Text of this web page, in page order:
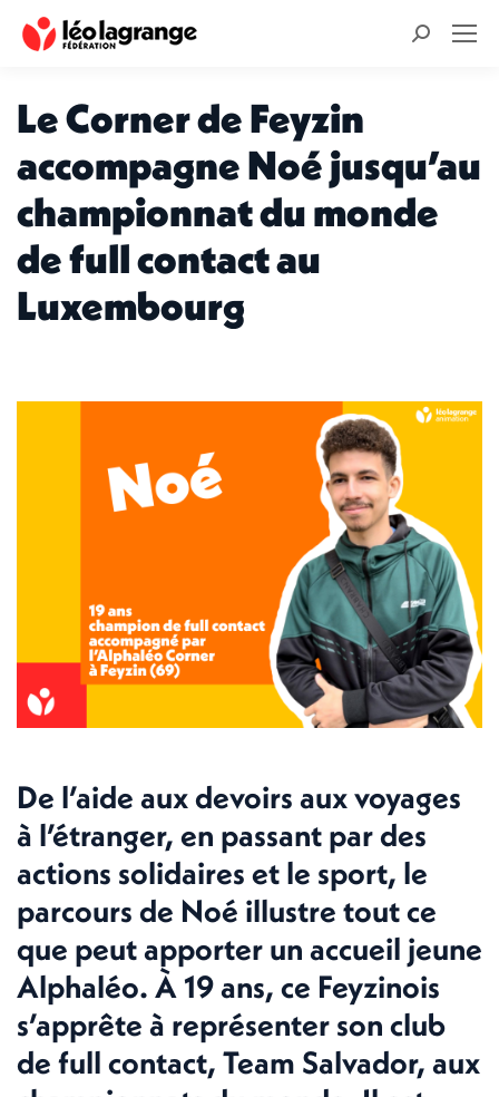
Recherche
Le Corner de Feyzin
accompagne Noé jusqu’au
championnat du monde
de full contact au
Luxembourg
De l’aide aux devoirs aux voyages
à l’étranger, en passant par des
actions solidaires et le sport, le
parcours de Noé illustre tout ce
que peut apporter un accueil jeune
Alphaléo. À 19 ans, ce Feyzinois
s’apprête à représenter son club
de full contact, Team Salvador, aux